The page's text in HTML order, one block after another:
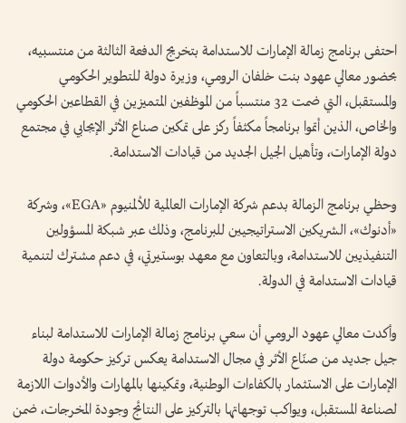
احتفى برنامج زمالة الإمارات للاستدامة بتخريج الدفعة الثالثة من منتسبيه،
بحضور معالي عهود بنت خلفان الرومي، وزيرة دولة للتطوير الحكومي
والمستقبل، التي ضمت 32 منتسباً من الموظفين المتميزين في القطاعين الحكومي
والخاص، الذين أتموا برنامجاً مكثفاً ركز على تمكين صناع الأثر الإيجابي في مجتمع
دولة الإمارات، وتأهيل الجيل الجديد من قيادات الاستدامة.
وحظي برنامج الزمالة بدعم شركة الإمارات العالمية للألمنيوم «EGA»، وشركة
«أدنوك»، الشريكين الاستراتيجيين للبرنامج، وذلك عبر شبكة المسؤولين
التنفيذيين للاستدامة، وبالتعاون مع معهد بوستيرتي، في دعم مشترك لتنمية
قيادات الاستدامة في الدولة.
وأكدت معالي عهود الرومي أن سعي برنامج زمالة الإمارات للاستدامة لبناء
جيل جديد من صنّاع الأثر في مجال الاستدامة يعكس تركيز حكومة دولة
الإمارات على الاستثمار بالكفاءات الوطنية، وتمكينها بالمهارات والأدوات اللازمة
لصناعة المستقبل، ويواكب توجهاتها بالتركيز على النتائج وجودة المخرجات، ضمن